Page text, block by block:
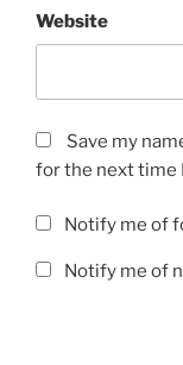
Website
Save my
for the next time
Notify me of
Notify me of